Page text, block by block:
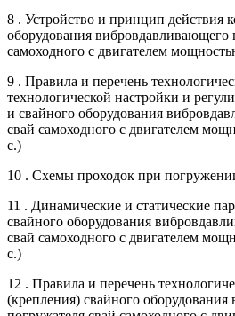
8 . Устройство и принцип действия
оборудования вибровдавливающего
самоходного с двигателем
9 . Правила и перечень
технологической настройки и
и свайного оборудования
свай самоходного с двигателем
с.)
10 . Схемы проходок при
11 . Динамические и статические
свайного оборудования
свай самоходного с двигателем
с.)
12 . Правила и перечень
(крепления) свайного